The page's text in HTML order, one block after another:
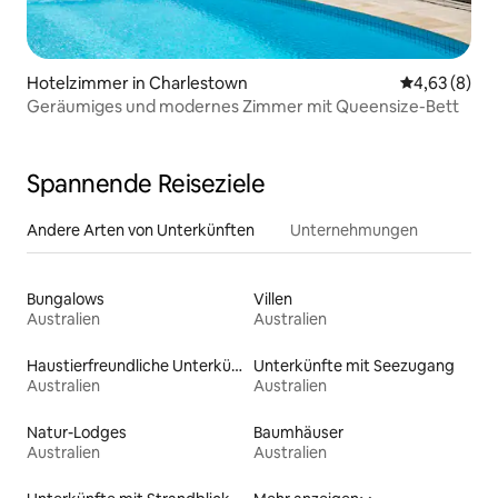
Hotelzimmer in Charlestown
4,63 (8)
Geräumiges und modernes Zimmer mit Queensize-Bett
Spannende Reiseziele
Andere Arten von Unterkünften Unternehmungen
Bungalows
Australien
Villen
Australien
Haustierfreundliche Unterkünfte
Australien
Unterkünfte mit Seezugang
Australien
Natur-Lodges
Australien
Baumhäuser
Australien